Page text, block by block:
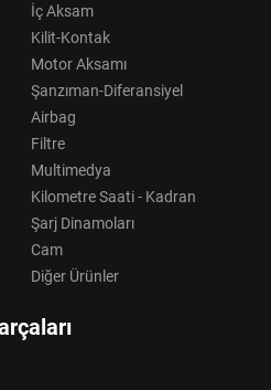
İç Aksam
Kilit-Kontak
Motor Aksamı
Şanzıman-Diferansiyel
Airbag
Filtre
Multimedya
Kilometre Saati - Kadran
Şarj Dinamoları
Cam
Diğer Ürünler